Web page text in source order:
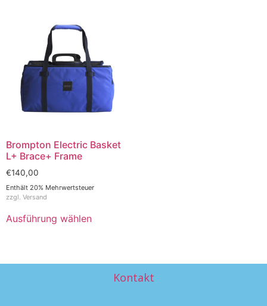
Brompton Electric Basket
L+ Brace+ Frame
€140,00
Enthält 20% Mehrwertsteuer
zzgl. Versand
Ausführung wählen
Kontakt